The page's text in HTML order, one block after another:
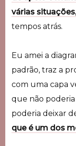
várias situações,
tempos atrás.
Eu amei a
padrão, traz a
com uma capa
que não
poderia deixar
que é um dos